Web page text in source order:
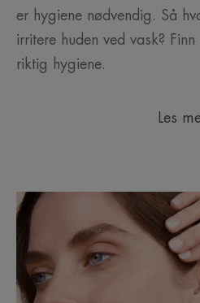
er hygiene nødvendig. Så
irritere huden ved vask?
riktig hygiene.
Les